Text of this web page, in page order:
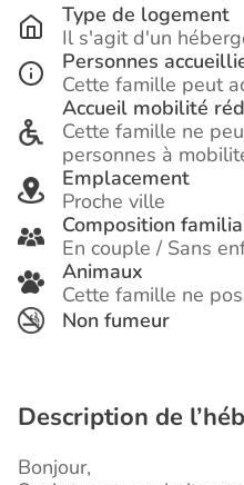
Type de logement
Il s'agit d'un
Personnes
Cette famille peut
Accueil mobilité
Cette famille ne
personnes à
Emplacement
Proche ville
Composition
En couple / Sans
Animaux
Cette famille ne
Non fumeur
Description de
Bonjour,